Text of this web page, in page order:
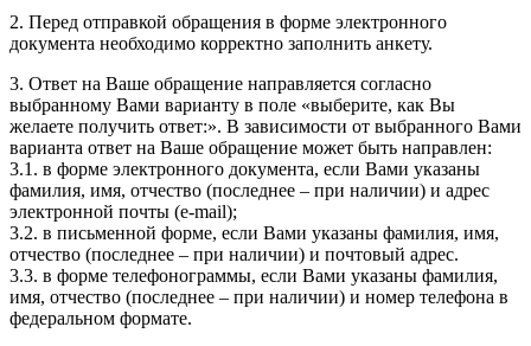
2. Перед отправкой обращения в форме электронного
документа необходимо корректно заполнить анкету.
3. Ответ на Ваше обращение направляется согласно
выбранному Вами варианту в поле «выберите, как Вы
желаете получить ответ:». В зависимости от выбранного Вами
варианта ответ на Ваше обращение может быть направлен:
3.1. в форме электронного документа, если Вами указаны
фамилия, имя, отчество (последнее – при наличии) и адрес
электронной почты (e-mail);
3.2. в письменной форме, если Вами указаны фамилия, имя,
отчество (последнее – при наличии) и почтовый адрес.
3.3. в форме телефонограммы, если Вами указаны фамилия,
имя, отчество (последнее – при наличии) и номер телефона в
федеральном формате.